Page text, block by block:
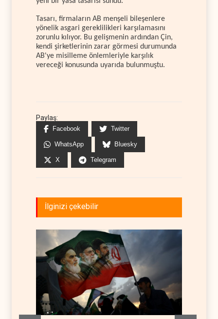
Tasarı, firmaların AB menşeli bileşenlere
yönelik asgari gereklilikleri karşılamasını
zorunlu kılıyor. Bu gelişmenin ardından Çin,
kendi şirketlerinin zarar görmesi durumunda
AB'ye misilleme önlemleriyle karşılık
vereceği konusunda uyarıda bulunmuştu.
Paylaş:
Facebook Twitter
WhatsApp Bluesky
X Telegram
İlginizi çekebilir